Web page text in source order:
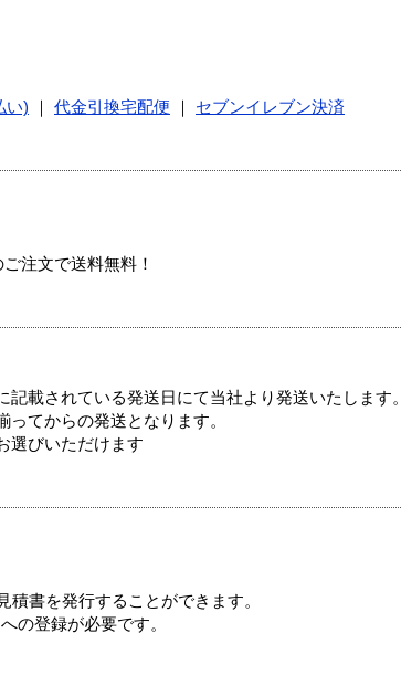
い) 代金引換宅配便
セブンイレブン決済
注文で送料無料！
載されている発送日にて当社より発送いたします。
てからの発送となります。
選びいただけます
書を発行することができます。
の登録が必要です。